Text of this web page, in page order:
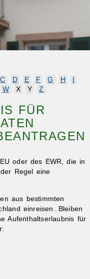
C D E F G H
W X Y Z
FÜR
oder des EWR, die in
Regel eine
aus bestimmten
einreisen. Bleiben
Aufenthaltserlaubnis für